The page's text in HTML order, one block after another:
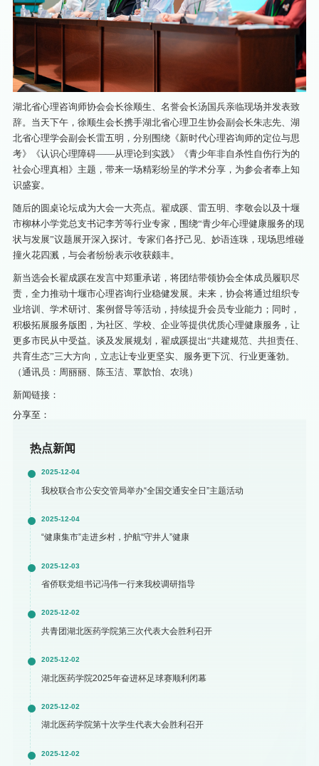
湖北省心理咨询师协会会长徐顺生、名誉会长汤国兵亲临现场并发表致
辞。当天下午，徐顺生会长携手湖北省心理卫生协会副会长朱志先、湖
北省心理学会副会长雷五明，分别围绕《新时代心理咨询师的定位与思
考》《认识心理障碍——从理论到实践》《青少年非自杀性自伤行为的
社会心理真相》主题，带来一场精彩纷呈的学术分享，为参会者奉上知
识盛宴。
随后的圆桌论坛成为大会一大亮点。翟成蹊、雷五明、李敬会以及十堰
市柳林小学党总支书记李芳等行业专家，围绕“青少年心理健康服务的现
状与发展”议题展开深入探讨。专家们各抒己见、妙语连珠，现场思维碰
撞火花四溅，与会者纷纷表示收获颇丰。
新当选会长翟成蹊在发言中郑重承诺，将团结带领协会全体成员履职尽
责，全力推动十堰市心理咨询行业稳健发展。未来，协会将通过组织专
业培训、学术研讨、案例督导等活动，持续提升会员专业能力；同时，
积极拓展服务版图，为社区、学校、企业等提供优质心理健康服务，让
更多市民从中受益。谈及发展规划，翟成蹊提出“共建规范、共担责任、
共育生态”三大方向，立志让专业更坚实、服务更下沉、行业更蓬勃。
（通讯员：周丽丽、陈玉洁、覃歆怡、农珧）
新闻链接：
分享至：
热点新闻
2025-12-04
我校联合市公安交管局举办“全国交通安全日”主题活动
2025-12-04
“健康集市”走进乡村，护航“守井人”健康
2025-12-03
省侨联党组书记冯伟一行来我校调研指导
2025-12-02
共青团湖北医药学院第三次代表大会胜利召开
2025-12-02
湖北医药学院2025年奋进杯足球赛顺利闭幕
2025-12-02
湖北医药学院第十次学生代表大会胜利召开
2025-12-02